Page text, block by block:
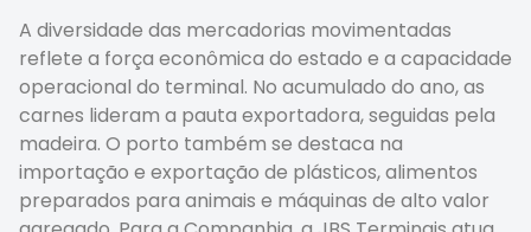
A diversidade das mercadorias movimentadas
reflete a força econômica do estado e a capacidade
operacional do terminal. No acumulado do ano, as
carnes lideram a pauta exportadora, seguidas pela
madeira. O porto também se destaca na
importação e exportação de plásticos, alimentos
preparados para animais e máquinas de alto valor